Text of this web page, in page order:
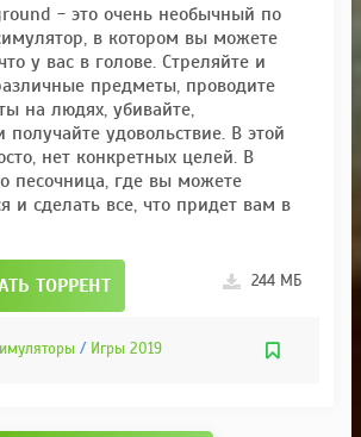
- это очень необычный по
в котором вы можете
у вас в голове. Стреляйте и
предметы, проводите
на людях, убивайте,
удовольствие. В этой
нет конкретных целей. В
песочница, где вы можете
и сделать все, что придет вам в
ТОРРЕНТ 244 МБ
/ Игры 2019